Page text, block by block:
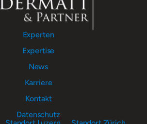
Experten
Expertise
News
Karriere
Kontakt
Datenschutz